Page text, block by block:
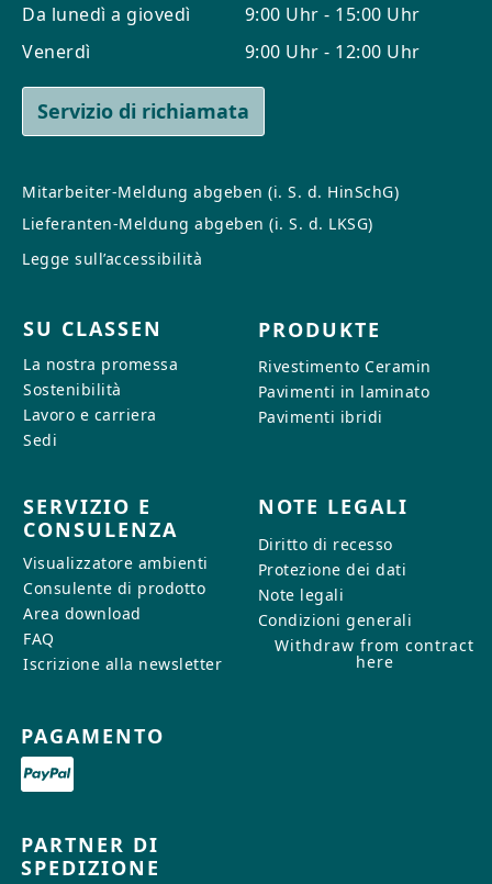
Da lunedì a giovedì
Venerdì
9:00 Uhr - 15:00 Uhr
9:00 Uhr - 12:00 Uhr
Servizio di richiamata
Mitarbeiter-Meldung abgeben (i. S. d. HinSchG)
Lieferanten-Meldung abgeben (i. S. d. LKSG)
Legge sull’accessibilità
SU CLASSEN
La nostra promessa
Sostenibilità
Lavoro e carriera
Sedi
PRODUKTE
Rivestimento Ceramin
Pavimenti in laminato
Pavimenti ibridi
SERVIZIO E
CONSULENZA
Visualizzatore ambienti
Consulente di prodotto
Area download
FAQ
Iscrizione alla newsletter
NOTE LEGALI
Diritto di recesso
Protezione dei dati
Note legali
Condizioni generali
Withdraw from contract
here
PAGAMENTO
PARTNER DI
SPEDIZIONE